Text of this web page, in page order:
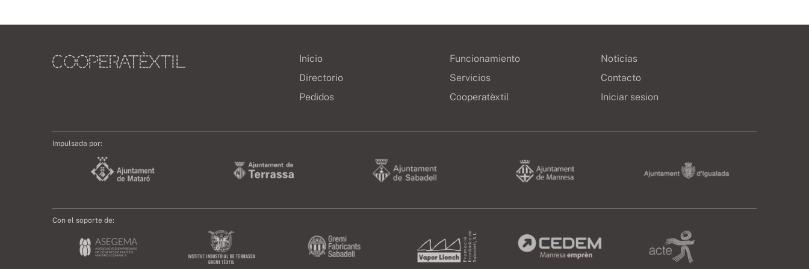
Inicio
Directorio
Pedidos
Funcionamiento
Servicios
Cooperatèxtil
Noticias
Contacto
Iniciar sesion
Impulsada por:
Con el soporte de: